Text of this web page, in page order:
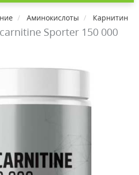
Аминокислоты Карнитин
Sporter 150 000